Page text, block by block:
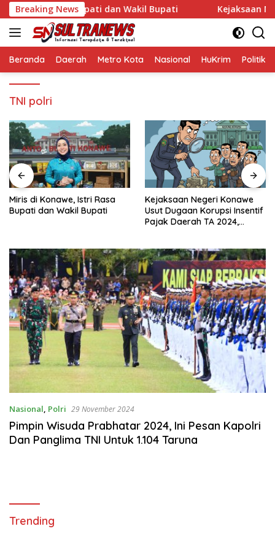
Langsung
ke
konten
Breaking News
Istri Rasa Bupati dan Wakil Bupati Kejaksaan
Beranda Daerah Metro Kota Nasional HuKrim Politik
TNI polri
Miris di Konawe, Istri Rasa
Bupati dan Wakil Bupati
Kejaksaan Negeri Konawe
Usut Dugaan Korupsi Insentif
Pajak Daerah TA 2024,
Nasional, Polri 29 November 2024
Pimpin Wisuda Prabhatar 2024, Ini Pesan Kapolri
Dan Panglima TNI Untuk 1.104 Taruna
Trending